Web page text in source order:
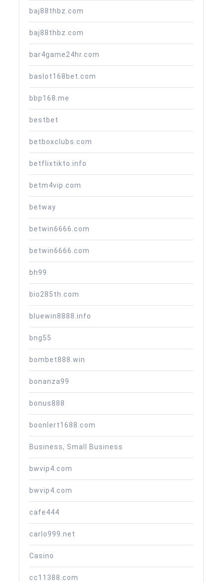
baj88thbz.com
baj88thbz.com
bar4game24hr.com
baslot168bet.com
bbp168.me
bestbet
betboxclubs.com
betflixtikto.info
betm4vip.com
betway
betwin6666.com
betwin6666.com
bh99
bio285th.com
bluewin8888.info
bng55
bombet888.win
bonanza99
bonus888
boonlert1688.com
Business, Small Business
bwvip4.com
bwvip4.com
cafe444
carlo999.net
Casino
cc11388.com